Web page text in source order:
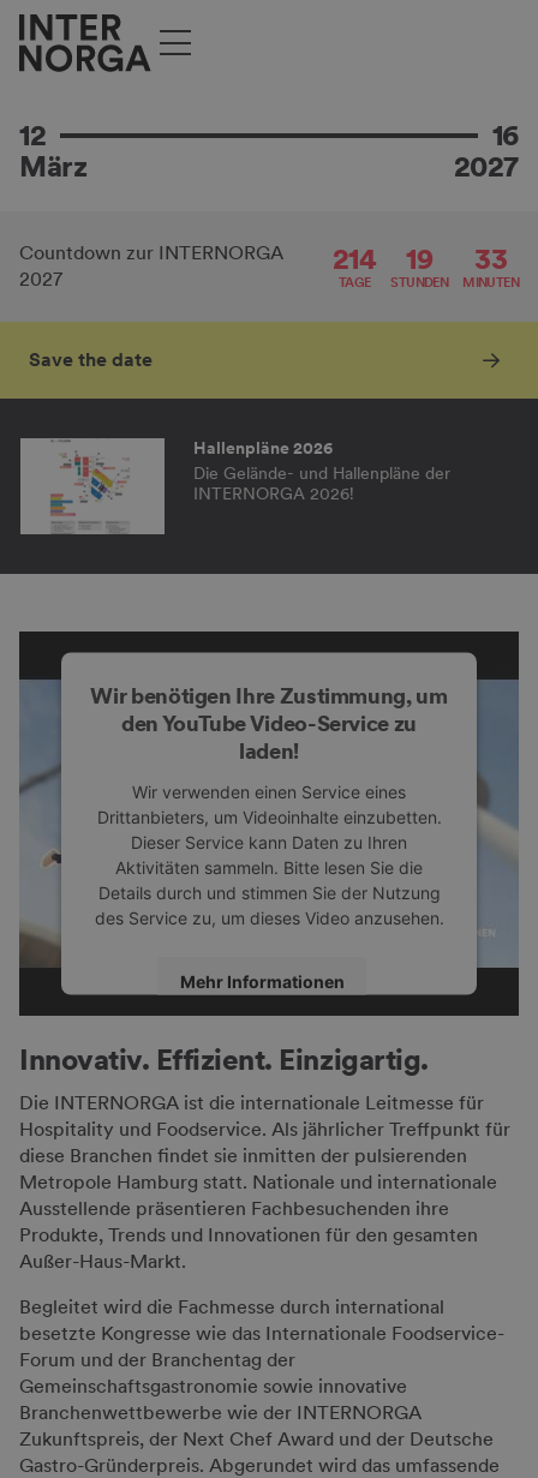
WO TRENDS
12
16
März
2027
Countdown zur INTERNORGA
2027
214
TAGE
19
STUNDEN
33
MINUTEN
Save the date
Ausstellendenverzeichnis 2026
und Marken auf der INTERNORGA
Hallenpläne 2026
Die Gelände- und Hallenpläne der
INTERNORGA 2026!
Alle wichtigen Infos für Ausstellende
Ausstellendenverzeichnis 2026
Entdecke die Ausstellenden, Produkte und Marken auf der
INTERNORGA 2026!
Hallenpläne 2026
Ausstellendenbroschüre 2027
Alle wichtigen Infos für Ausstellende hier
Wir benötigen Ihre Zustimmung, um
den YouTube Video-Service zu
laden!
Wir verwenden einen Service eines
Drittanbieters, um Videoinhalte einzubetten.
Dieser Service kann Daten zu Ihren
Aktivitäten sammeln. Bitte lesen Sie die
Details durch und stimmen Sie der Nutzung
des Service zu, um dieses Video anzusehen.
Mehr Informationen
Management Platform
Innovativ. Effizient. Einzigartig.
Die INTERNORGA ist die internationale Leitmesse für
Hospitality und Foodservice. Als jährlicher Treffpunkt für
diese Branchen findet sie inmitten der pulsierenden
Metropole Hamburg statt. Nationale und internationale
Ausstellende präsentieren Fachbesuchenden ihre
Produkte, Trends und Innovationen für den gesamten
Außer-Haus-Markt.
Begleitet wird die Fachmesse durch international
besetzte Kongresse wie das Internationale Foodservice-
Forum und der Branchentag der
Gemeinschaftsgastronomie sowie innovative
Branchenwettbewerbe wie der INTERNORGA
Zukunftspreis, der Next Chef Award und der Deutsche
Gastro-Gründerpreis. Abgerundet wird das umfassende